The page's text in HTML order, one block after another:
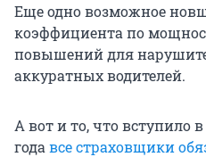
Еще одно возможное
коэффициента по
повышений для
аккуратных водителей.
А вот и то, что вступило
года все страховщики